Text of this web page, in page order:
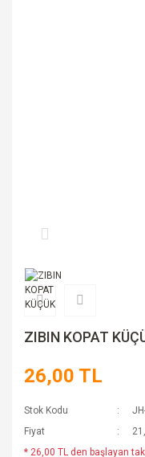
ZIBIN KOPAT
26,00 TL
Stok Kodu
Fiyat
* 26,00 TL den başlayan